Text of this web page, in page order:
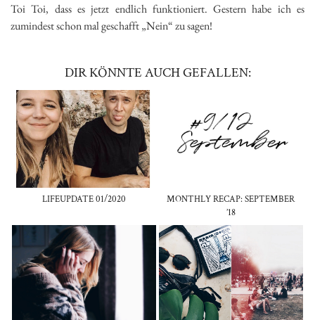
Toi Toi, dass es jetzt endlich funktioniert. Gestern habe ich es
zumindest schon mal geschafft „Nein“ zu sagen!
DIR KÖNNTE AUCH GEFALLEN:
LIFEUPDATE 01/2020
MONTHLY RECAP: SEPTEMBER
’18